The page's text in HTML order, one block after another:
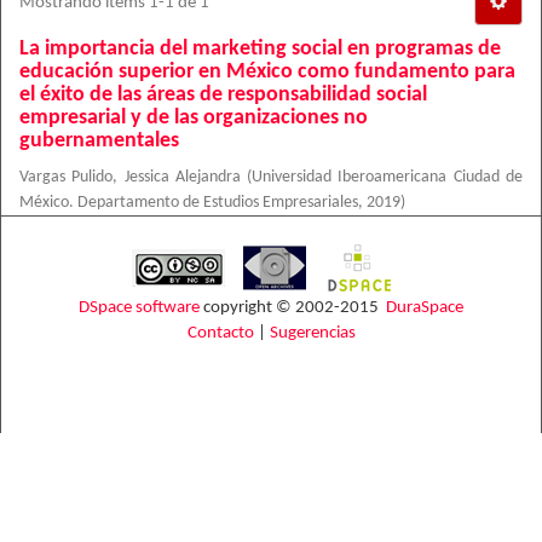
La importancia del marketing social en programas de
educación superior en México como fundamento para
el éxito de las áreas de responsabilidad social
empresarial y de las organizaciones no
gubernamentales
Vargas Pulido, Jessica Alejandra (Universidad Iberoamericana Ciudad de
México. Departamento de Estudios Empresariales, 2019)
DSpace software copyright © 2002-2015 DuraSpace
Contacto| Sugerencias